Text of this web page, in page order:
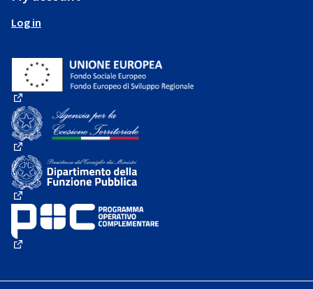
Log in
(External link)
(External link)
(External link)